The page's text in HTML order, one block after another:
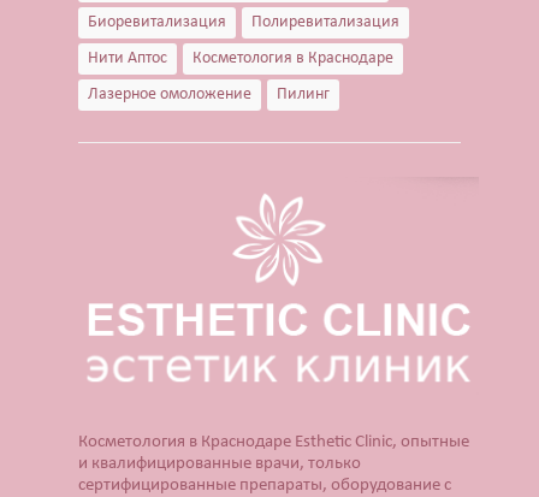
Биоревитализация
Полиревитализация
Нити Аптос
Косметология в Краснодаре
Лазерное омоложение
Пилинг
Косметология в Краснодаре Esthetic Clinic, опытные
и квалифицированные врачи, только
сертифицированные препараты, оборудование с